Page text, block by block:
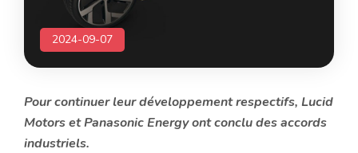
2024-09-07
Pour continuer leur développement respectifs, Lucid
Motors et Panasonic Energy ont conclu des accords
industriels.